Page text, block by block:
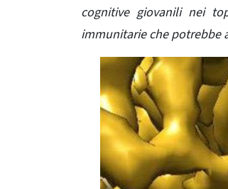
cognitive giovanili nei
immunitarie che potrebbe